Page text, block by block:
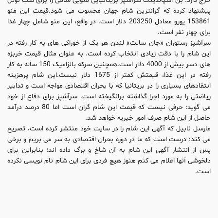
پیشنهاد کرده که گرانترین شام جهان محسوب می شود.قیمت این منو
153861 یورو معادل 203250 دلار است. در واقع، این منو شامل چهار غذا
برای چهار نفر است.
سرآشپز رستوران «جان سالت» لندن هر یک از خوراکی های به کار رفته در
این شام را با دقت زیادی انتخاب کرده است. به عنوان مثال قیمت خربزه
های دسر بیش از 4000 دلار است.همچنین سرکه بالزامیک 150 ساله به کار
رفته در این غذا، قیمتش کمتر از 1675 دلار نیست.این شام پرهزینه
انتقادهای بسیاری را در بریتانیا که با بحران اقتصادی مواجه است و تدابیر
ریاضتی را به مورد اجرا گذاشته برانگیخته است. سرآشپز برای دفاع از خود
می گوید: حرفی نیست که قیمت این شام گران است اما 80 درصد درآمد
حاصل از این شام صرف امور خیریه خواهد شد.
مارسل نابیل که آگهی این شام را در سایت خود منتشر کرده است، تصریح
می کند: درست است که ما در دوره بحران اقتصادی به سر می بریم و برخی
پس از انتشار آگهی این شام به آن شاخ و برگ داده اند؛ بنابراین برای
دلخوشی آنها اعلام می کنم هنوز هیچ فردی برای این شام نام نویسی نکرده
است.